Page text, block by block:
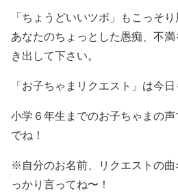
「ちょうどいいツボ」もこっそ
あなたのちょっとした愚痴、不
き出して下さい。
「お子ちゃまリクエスト」は今日
小学６年生までのお子ちゃまの
でね！
※自分のお名前、リクエストの
っかり言ってね〜！